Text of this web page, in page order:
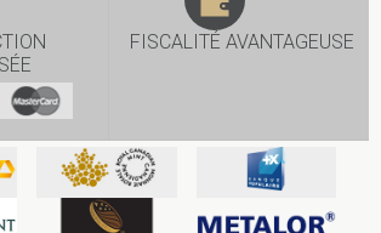
FISCALITÉ AVANTAGEUSE